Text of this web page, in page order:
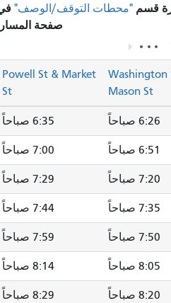
قسم "محطات التوقف/الوصف"في
صفحة المسار.
Washington
Mason St
Powell St & Market
St
6:26 صباحاً 6:35 صباحاً
6:51 صباحاً 7:00 صباحاً
7:20 صباحاً 7:29 صباحاً
7:35 صباحاً 7:44 صباحاً
7:50 صباحاً 7:59 صباحاً
8:05 صباحاً 8:14 صباحاً
8:20 صباحاً 8:29 صباحاً